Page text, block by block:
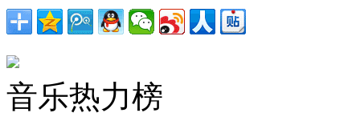
音乐热力榜